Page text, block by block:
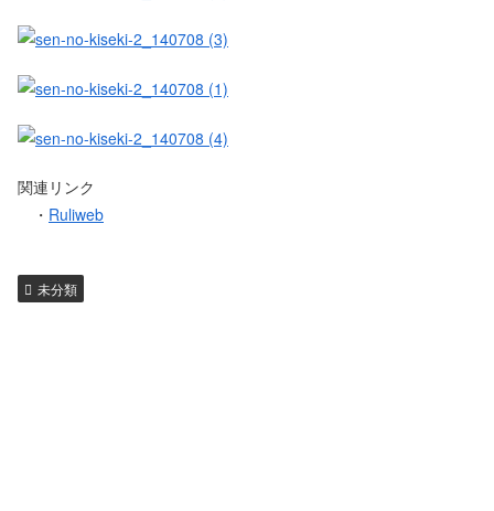
関連リンク
・ Ruliweb
未分類